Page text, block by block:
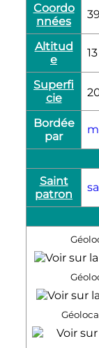
Coordo
nnées
Altitud
e
13
Superfi
cie
Bordée
par
Saint
patron